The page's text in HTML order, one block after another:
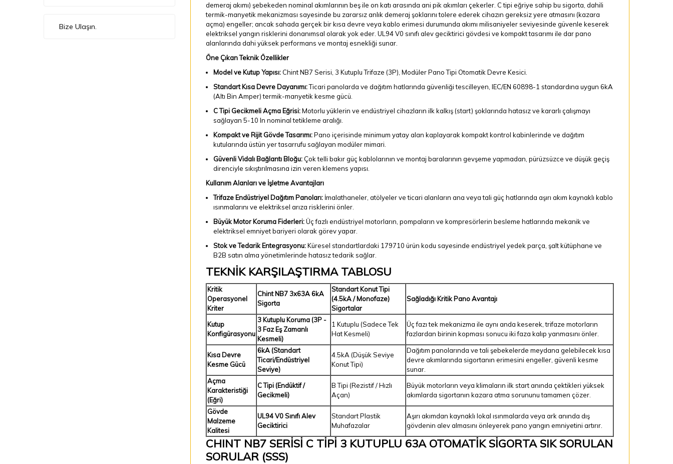
Bize Ulaşın.
demeraj akımı) şebekeden nominal akımlarının beş ile on katı arasında ani pik akımları çekerler. C tipi eğriye sahip bu sigorta, dahili
termik-manyetik mekanizması sayesinde bu zararsız anlık demeraj şoklarını tolere ederek cihazın gereksiz yere atmasını (kazara
açma) engeller; ancak sahada gerçek bir kısa devre veya kablo erimesi durumunda akımı milisaniyeler seviyesinde güvenle keserek
elektriksel yangın risklerini donanımsal olarak yok eder. UL94 V0 sınıfı alev geciktirici gövdesi ve kompakt tasarımı ile dar pano
alanlarında dahi yüksek performans ve montaj esnekliği sunar.
Öne Çıkan Teknik Özellikler
Model ve Kutup Yapısı:Chint NB7 Serisi, 3 Kutuplu Trifaze (3P), Modüler Pano Tipi Otomatik Devre Kesici.
Standart Kısa Devre Dayanımı:Ticari panolarda ve dağıtım hatlarında güvenliği tescilleyen, IEC/EN 60898-1 standardına uygun 6kA
(Altı Bin Amper) termik-manyetik kesme gücü.
C Tipi Gecikmeli Açma Eğrisi:Motorlu yüklerin ve endüstriyel cihazların ilk kalkış (start) şoklarında hatasız ve kararlı çalışmayı
sağlayan 5-10 In nominal tetikleme aralığı.
Kompakt ve Rijit Gövde Tasarımı:Pano içerisinde minimum yatay alan kaplayarak kompakt kontrol kabinlerinde ve dağıtım
kutularında üstün yer tasarrufu sağlayan modüler mimari.
Güvenli Vidalı Bağlantı Bloğu:Çok telli bakır güç kablolarının ve montaj baralarının gevşeme yapmadan, pürüzsüzce ve düşük geçiş
direnciyle sıkıştırılmasına izin veren klemens yapısı.
Kullanım Alanları ve İşletme Avantajları
Trifaze Endüstriyel Dağıtım Panoları:İmalathaneler, atölyeler ve ticari alanların ana veya tali güç hatlarında aşırı akım kaynaklı kablo
ısınmalarını ve elektriksel arıza risklerini önler.
Büyük Motor Koruma Fiderleri:Üç fazlı endüstriyel motorların, pompaların ve kompresörlerin besleme hatlarında mekanik ve
elektriksel emniyet bariyeri olarak görev yapar.
Stok ve Tedarik Entegrasyonu:Küresel standartlardaki 179710 ürün kodu sayesinde endüstriyel yedek parça, şalt kütüphane ve
B2B satın alma yönetimlerinde hatasız tedarik sağlar.
TEKNİK KARŞILAŞTIRMA TABLOSU
Kritik
Operasyonel
Kriter
Chint NB7 3x63A 6kA
Sigorta
Standart Konut Tipi
(4.5kA / Monofaze)
Sigortalar
Sağladığı Kritik Pano Avantajı
Kutup
Konfigürasyonu
3 Kutuplu Koruma (3P -
3 Faz Eş Zamanlı
Kesmeli)
1 Kutuplu (Sadece Tek
Hat Kesmeli)
Üç fazı tek mekanizma ile aynı anda keserek, trifaze motorların
fazlardan birinin kopması sonucu iki faza kalıp yanmasını önler.
Kısa Devre
Kesme Gücü
6kA (Standart
Ticari/Endüstriyel
Seviye)
4.5kA (Düşük Seviye
Konut Tipi)
Dağıtım panolarında ve tali şebekelerde meydana gelebilecek kısa
devre akımlarında sigortanın erimesini engeller, güvenli kesme
sunar.
Açma
Karakteristiği
(Eğri)
C Tipi (Endüktif /
Gecikmeli)
B Tipi (Rezistif / Hızlı
Açan)
Büyük motorların veya klimaların ilk start anında çektikleri yüksek
akımlarda sigortanın kazara atma sorununu tamamen çözer.
Gövde
Malzeme
Kalitesi
UL94 V0 Sınıfı Alev
Geciktirici
Standart Plastik
Muhafazalar
Aşırı akımdan kaynaklı lokal ısınmalarda veya ark anında dış
gövdenin alev almasını önleyerek pano yangın emniyetini artırır.
CHINT NB7 SERİSİ C TİPİ 3 KUTUPLU 63A OTOMATİK SİGORTA SIK SORULAN
SORULAR (SSS)